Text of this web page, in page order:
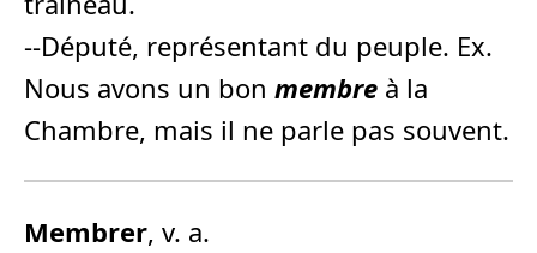
--Député, représentant du peuple. Ex.
Nous avons un bon membre à la
Chambre, mais il ne parle pas souvent.
Membrer, v. a.